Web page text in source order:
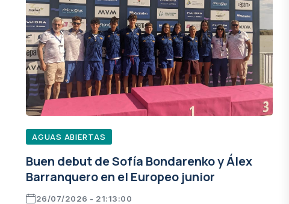
AGUAS ABIERTAS
Buen debut de Sofía Bondarenko y Álex
Barranquero en el Europeo junior
26/07/2026 - 21:13:00